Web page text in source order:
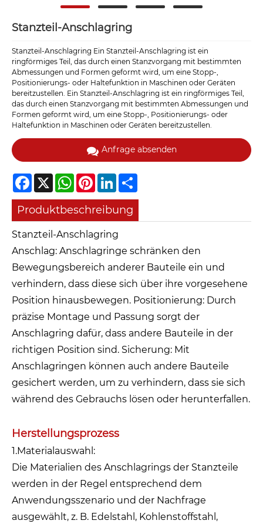
Stanzteil-Anschlagring
Stanzteil-Anschlagring Ein Stanzteil-Anschlagring ist ein
ringförmiges Teil, das durch einen Stanzvorgang mit bestimmten
Abmessungen und Formen geformt wird, um eine Stopp-,
Positionierungs- oder Haltefunktion in Maschinen oder Geräten
bereitzustellen. Ein Stanzteil-Anschlagring ist ein ringförmiges Teil,
das durch einen Stanzvorgang mit bestimmten Abmessungen und
Formen geformt wird, um eine Stopp-, Positionierungs- oder
Haltefunktion in Maschinen oder Geräten bereitzustellen.
Anfrage absenden
Facebook
X WhatsAppPinterestLinkedIn
Produktbeschreibung
Stanzteil-Anschlagring
Anschlag: Anschlagringe schränken den
Bewegungsbereich anderer Bauteile ein und
verhindern, dass diese sich über ihre vorgesehene
Position hinausbewegen. Positionierung: Durch
präzise Montage und Passung sorgt der
Anschlagring dafür, dass andere Bauteile in der
richtigen Position sind. Sicherung: Mit
Anschlagringen können auch andere Bauteile
gesichert werden, um zu verhindern, dass sie sich
während des Gebrauchs lösen oder herunterfallen.
Herstellungsprozess
1.Materialauswahl:
Die Materialien des Anschlagrings der Stanzteile
werden in der Regel entsprechend dem
Anwendungsszenario und der Nachfrage
ausgewählt, z. B. Edelstahl, Kohlenstoffstahl,